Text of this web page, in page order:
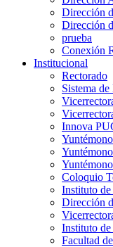
Dirección
Dirección
prueba
Conexión
Institucional
Rectorado
Sistema
Innova
Coloquio
Instituto
Dirección
Instituto
Facultad